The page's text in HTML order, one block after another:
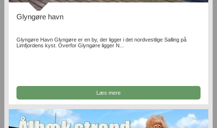
Glyngøre havn
Glyngøre Havn Glyngøre er en by, der ligger i det nordvestlige Salling på
Limfjordens kyst. Overfor Glyngøre ligger N...
Læs mere